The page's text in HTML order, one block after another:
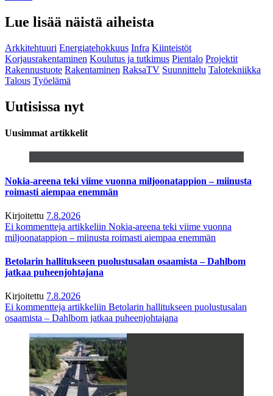
Lue lisää näistä aiheista
Arkkitehtuuri Energiatehokkuus Infra Kiinteistöt
Korjausrakentaminen Koulutus ja tutkimus Pientalo Projektit
Rakennustuote Rakentaminen RaksaTV Suunnittelu Talotekniikka
Talous Työelämä
Uutisissa nyt
Uusimmat artikkelit
Nokia-areena teki viime vuonna miljoonatappion – miinusta
roimasti aiempaa enemmän
Kirjoitettu 7.8.2026
Ei kommentteja artikkeliin Nokia-areena teki viime vuonna
miljoonatappion – miinusta roimasti aiempaa enemmän
Betolarin hallitukseen puolustusalan osaamista – Dahlbom
jatkaa puheenjohtajana
Kirjoitettu 7.8.2026
Ei kommentteja artikkeliin Betolarin hallitukseen puolustusalan
osaamista – Dahlbom jatkaa puheenjohtajana